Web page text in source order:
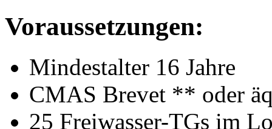
Voraussetzungen:
Mindestalter 16 Jahre
CMAS Brevet ** oder
25 Freiwasser-TGs im